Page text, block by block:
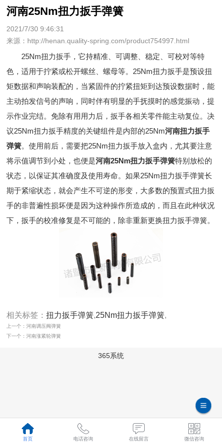
河南25Nm扭力扳手弹簧
2021/7/30 9:46:31
来源：http://henan.quality-spring.com/product754997.html
25Nm扭力扳手，它持精准、可调整、稳定、可校对等特
色，适用于拧紧或松开螺丝、螺母等。25Nm扭力扳手是预设扭
矩数据和声响装配的，当紧固件的拧紧扭矩到达预设数据时，能
主动拍发信号的声响，同时伴有明显的手抚摸时的感觉振动，提
示作业完结。免除有用用力后，扳手各相关零件能主动复位。决
议25Nm扭力扳手精度的关键组件是内部的25Nm河南扭力扳手
弹簧。使用前后，需要把25Nm扭力扳手放入盒内，尤其要注意
将示值调节到小处，也便是河南25Nm扭力扳手弹簧特别放松的
状态，以保证其准确度及使用寿命。如果25Nm扭力扳手弹簧长
期于紧缩状态，就会产生不可逆的形变，大多数的预置式扭力扳
手的非普遍性损坏便是因为这种操作所造成的，而且在此种状况
下，扳手的校准修复是不可能的，除非重新更换扭力扳手弹簧。
相关标签：扭力扳手弹簧,25Nm扭力扳手弹簧,
上一个：河南调压阀弹簧
下一个：河南涨紧轮弹簧
365系统
首页 电话咨询 在线留言 微信咨询